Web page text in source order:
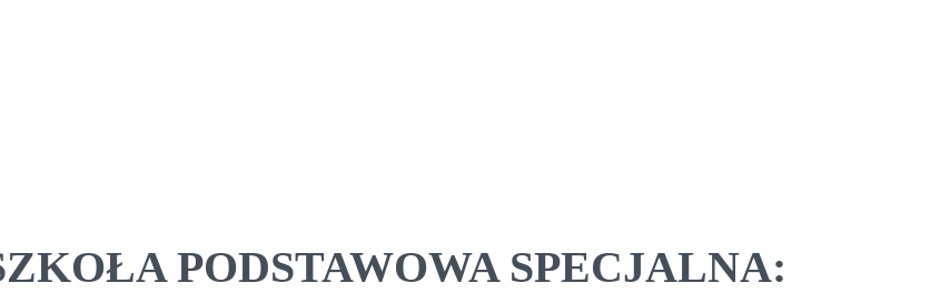
PODSTAWOWA SPECJALNA: